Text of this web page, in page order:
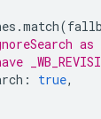
.match(
: true,